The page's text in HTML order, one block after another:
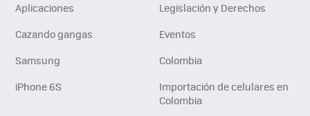
Aplicaciones
Legislación y Derechos
Cazando gangas
Eventos
Samsung
Colombia
iPhone 6S
Importación de celulares en
Colombia